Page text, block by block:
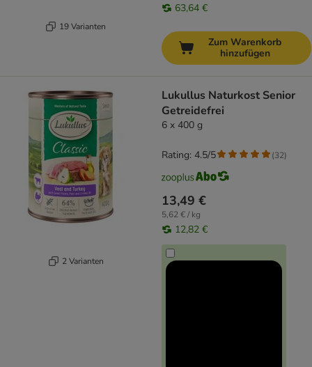
19 Varianten
63,64 €
Zum Warenkorb
hinzufügen
2 Varianten
Lukullus Naturkost Senior
Getreidefrei
6 x 400 g
13,49 €
5,62 € / kg
12,82 €
Rating: 4.5/5 (32)